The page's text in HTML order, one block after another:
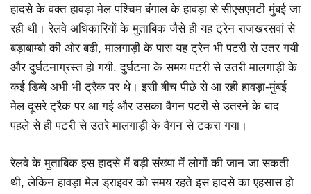
हादसे के वक्त हावड़ा मेल पश्चिम बंगाल के हावड़ा से सीएसएमटी मुंबई जा
रही थी। रेलवे अधिकारियों के मुताबिक जैसे ही यह ट्रेन राजखरसवां से
बड़ाबाम्बो की ओर बढ़ी, मालगाड़ी के पास यह ट्रेन भी पटरी से उतर गयी
और दुर्घटनाग्रस्त हो गयी. दुर्घटना के समय पटरी से उतरी मालगाड़ी के
कई डिब्बे अभी भी ट्रैक पर थे। इसी बीच पीछे से आ रही हावड़ा-मुंबई
मेल दूसरे ट्रैक पर आ गई और उसका वैगन पटरी से उतरने के बाद
पहले से ही पटरी से उतरे मालगाड़ी के वैगन से टकरा गया।
रेलवे के मुताबिक इस हादसे में बड़ी संख्या में लोगों की जान जा सकती
थी, लेकिन हावड़ा मेल ड्राइवर को समय रहते इस हादसे का एहसास हो